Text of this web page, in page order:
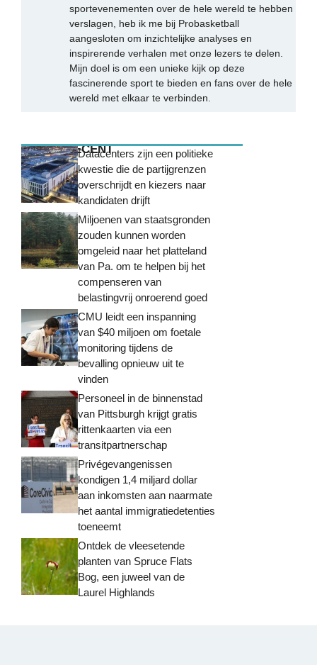
sportevenementen over de hele wereld te hebben
verslagen, heb ik me bij Probasketball
aangesloten om inzichtelijke analyses en
inspirerende verhalen met onze lezers te delen.
Mijn doel is om een unieke kijk op deze
fascinerende sport te bieden en fans over de hele
wereld met elkaar te verbinden.
MEEST RECENTDatacenters zijn een politieke
kwestie die de partijgrenzen
overschrijdt en kiezers naar
kandidaten drijft
Miljoenen van staatsgronden
zouden kunnen worden
omgeleid naar het platteland
van Pa. om te helpen bij het
compenseren van
belastingvrij onroerend goed
CMU leidt een inspanning
van $40 miljoen om foetale
monitoring tijdens de
bevalling opnieuw uit te
vinden
Personeel in de binnenstad
van Pittsburgh krijgt gratis
rittenkaarten via een
transitpartnerschap
Privégevangenissen
kondigen 1,4 miljard dollar
aan inkomsten aan naarmate
het aantal immigratiedetenties
toeneemt
Ontdek de vleesetende
planten van Spruce Flats
Bog, een juweel van de
Laurel Highlands